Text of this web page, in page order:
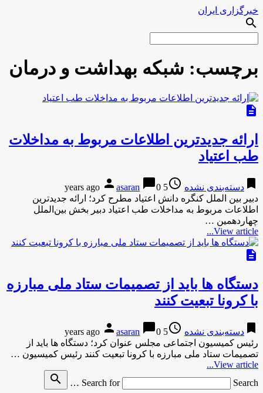
خبرگزاری ایران
search
برچسب: شبکه بهداشت و درمان
description
ارائه جدیدترین اطلاعات مربوط به مداخلات
طب اعتیاد
bookmark دسته‌بندی نشده access_time
5 years ago
person asaran chat_bubble0
دبیر بین الملل کنگره دانش اعتیاد مطرح کرد؛ ارائه جدیدترین
اطلاعات مربوط به مداخلات طب اعتیاد دبیر بخش بین‌الملل
چهاردهمین …
View article...
description
دستگاه ها باید از تصمیمات ستاد ملی مبارزه
با کرونا تبعیت کنند
bookmark دسته‌بندی نشده access_time
5 years ago
person asaran chat_bubble0
رئیس کمیسیون اجتماعی مجلس عنوان کرد؛ دستگاه ها باید از
تصمیمات ستاد ملی مبارزه با کرونا تبعیت کنند رئیس کمیسیون …
View article...
Search for
Search …
search